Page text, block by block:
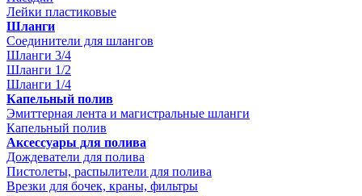
Лейки пластиковые
Шланги
Соединители для шлангов
Шланги 3/4
Шланги 1/2
Шланги 1/4
Капельный полив
Эмиттерная лента и магистральные шланги
Капельный полив
Аксессуары для полива
Дождеватели для полива
Пистолеты, распылители для полива
Врезки для бочек, краны, фильтры